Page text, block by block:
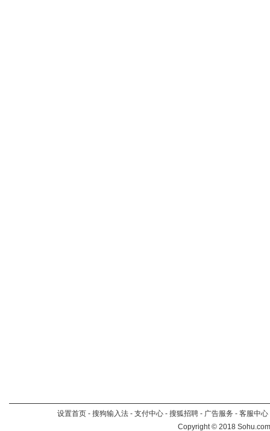
设置首页 - 搜狗输入法 - 支付中心 - 搜狐招聘 - 广告服务 - 客服中心
Copyright©2018